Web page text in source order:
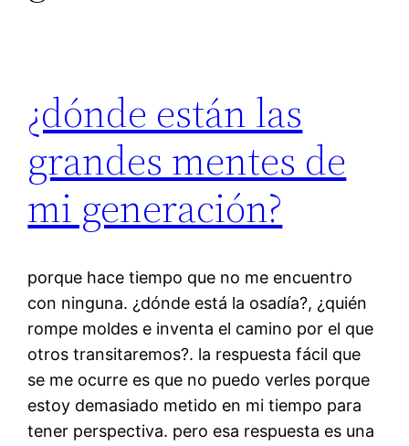
¿dónde están las
grandes mentes de
mi generación?
porque hace tiempo que no me encuentro
con ninguna. ¿dónde está la osadía?, ¿quién
rompe moldes e inventa el camino por el que
otros transitaremos?. la respuesta fácil que
se me ocurre es que no puedo verles porque
estoy demasiado metido en mi tiempo para
tener perspectiva. pero esa respuesta es una